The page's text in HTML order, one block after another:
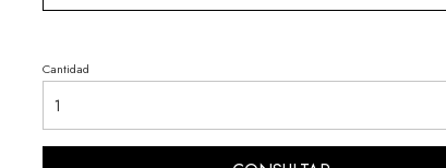
Cantidad